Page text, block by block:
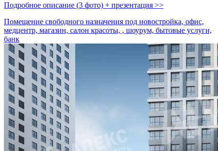
Подробное описание (3 фото) + презентация >>
Помещение свободного назначения под новостройка, офис,
медцентр, магазин, салон красоты, , шоурум, бытовые услуги,
банк